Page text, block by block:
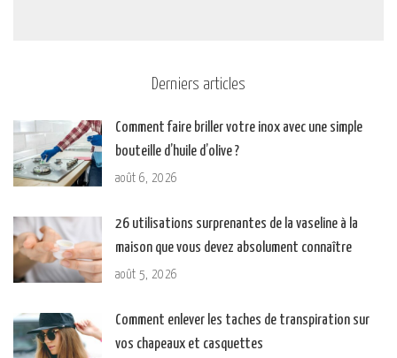
Derniers articles
Comment faire briller votre inox avec une simple
bouteille d’huile d’olive ?
août 6, 2026
26 utilisations surprenantes de la vaseline à la
maison que vous devez absolument connaître
août 5, 2026
Comment enlever les taches de transpiration sur
vos chapeaux et casquettes